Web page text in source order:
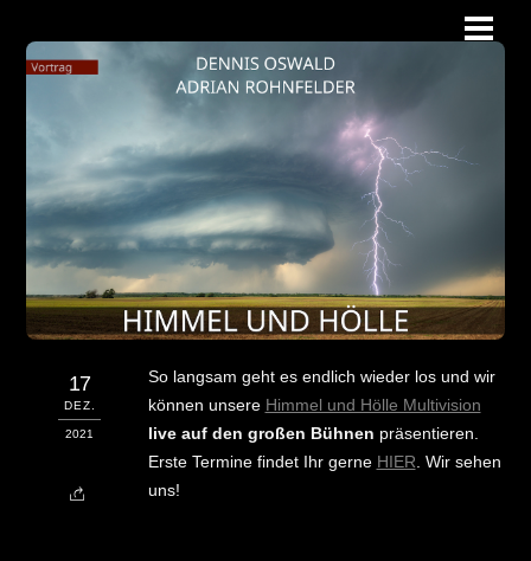
content
17
DEZ.
2021
So langsam geht es endlich wieder los und wir
können unsere Himmel und Hölle Multivision
live auf den großen Bühnen präsentieren.
Erste Termine findet Ihr gerne HIER. Wir sehen
uns!